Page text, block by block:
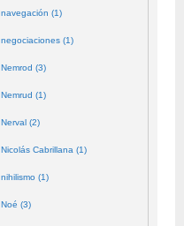
navegación (1)
negociaciones (1)
Nemrod (3)
Nemrud (1)
Nerval (2)
Nicolás Cabrillana (1)
nihilismo (1)
Noé (3)